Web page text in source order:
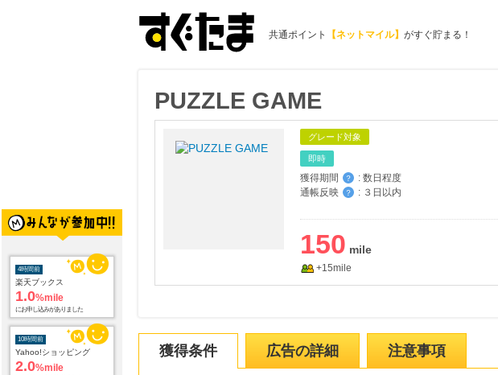
共通ポイント 【ネットマイル】 がすぐ貯まる！
4時間前
楽天ブックス
1.0%mile
にお申し込みがありました
10時間前
Yahoo!ショッピング
2.0%mile
PUZZLE GAME
グレード対象
即時
獲得期間 ？ : 数日程度
通帳反映
？ : ３日以内
150
+15mile
獲得条件 広告の詳細 注意事項